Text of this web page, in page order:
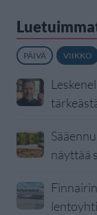
PÄIVÄ VIIKKO
näyttää